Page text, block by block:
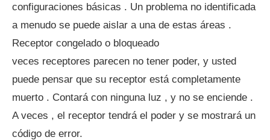
configuraciones básicas . Un problema no identificada
a menudo se puede aislar a una de estas áreas .
Receptor congelado o bloqueado
veces receptores parecen no tener poder, y usted
puede pensar que su receptor está completamente
muerto . Contará con ninguna luz , y no se enciende .
A veces , el receptor tendrá el poder y se mostrará un
código de error.